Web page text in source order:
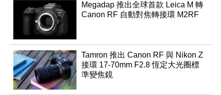
Megadap 推出全球首款 Leica M 轉
Canon RF 自動對焦轉接環 M2RF
Tamron 推出 Canon RF 與 Nikon Z
接環 17-70mm F2.8 恆定大光圈標
準變焦鏡